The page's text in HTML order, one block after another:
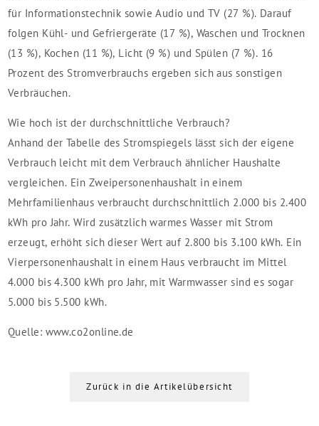
für Informationstechnik sowie Audio und TV (27 %). Darauf
folgen Kühl- und Gefriergeräte (17 %), Waschen und Trocknen
(13 %), Kochen (11 %), Licht (9 %) und Spülen (7 %). 16
Prozent des Stromverbrauchs ergeben sich aus sonstigen
Verbräuchen.
Wie hoch ist der durchschnittliche Verbrauch?
Anhand der Tabelle des Stromspiegels lässt sich der eigene
Verbrauch leicht mit dem Verbrauch ähnlicher Haushalte
vergleichen. Ein Zweipersonenhaushalt in einem
Mehrfamilienhaus verbraucht durchschnittlich 2.000 bis 2.400
kWh pro Jahr. Wird zusätzlich warmes Wasser mit Strom
erzeugt, erhöht sich dieser Wert auf 2.800 bis 3.100 kWh. Ein
Vierpersonenhaushalt in einem Haus verbraucht im Mittel
4.000 bis 4.300 kWh pro Jahr, mit Warmwasser sind es sogar
5.000 bis 5.500 kWh.
Quelle: www.co2online.de
Zurück in die Artikelübersicht